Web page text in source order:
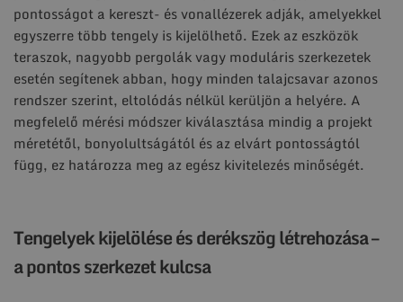
pontosságot a kereszt- és vonallézerek adják, amelyekkel
egyszerre több tengely is kijelölhető. Ezek az eszközök
teraszok, nagyobb pergolák vagy moduláris szerkezetek
esetén segítenek abban, hogy minden talajcsavar azonos
rendszer szerint, eltolódás nélkül kerüljön a helyére. A
megfelelő mérési módszer kiválasztása mindig a projekt
méretétől, bonyolultságától és az elvárt pontosságtól
függ, ez határozza meg az egész kivitelezés minőségét.
Tengelyek kijelölése és derékszög létrehozása –
a pontos szerkezet kulcsa